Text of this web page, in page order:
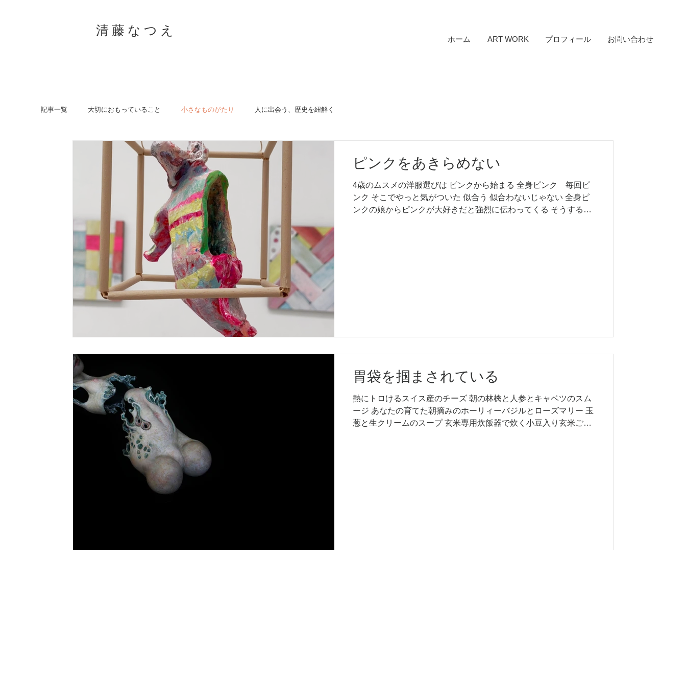
清 藤 な つ え
ホーム ART WORK プロフィール お問い合わせ
記事一覧 大切におもっていること 小さなものがたり 人に出会う、歴史を紐解く
ピンクをあきらめない
4歳のムスメの洋服選びは ピンクから始まる 全身ピンク 毎回ピ
ンク そこでやっと気がついた 似合う 似合わないじゃない 全身ピ
ンクの娘からピンクが大好きだと強烈に伝わってくる そうすると
胃袋を掴まされている
熱にトロけるスイス産のチーズ 朝の林檎と人参とキャベツのスム
ージ あなたの育てた朝摘みのホーリィーバジルとローズマリー 玉
葱と生クリームのスープ 玄米専用炊飯器で炊く小豆入り玄米ご飯